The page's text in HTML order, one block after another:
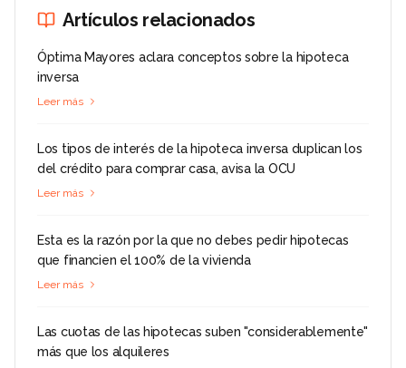
Artículos relacionados
Óptima Mayores aclara conceptos sobre la hipoteca
inversa
Leer más
Los tipos de interés de la hipoteca inversa duplican los
del crédito para comprar casa, avisa la OCU
Leer más
Esta es la razón por la que no debes pedir hipotecas
que financien el 100% de la vivienda
Leer más
Las cuotas de las hipotecas suben "considerablemente"
más que los alquileres